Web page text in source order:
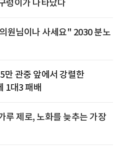
렁이가 나타났다
원님이나 사세요" 2030 분노
만 관중 앞에서 강렬한
1대3 패배
루 제로, 노화를 늦추는 가장